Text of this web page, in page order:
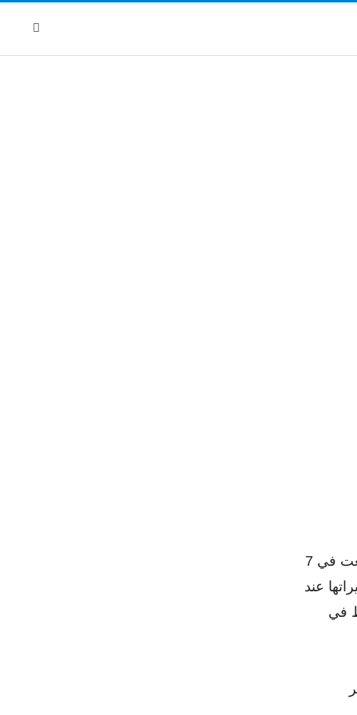
الحرب الفلسطينية الإسرائيلية 2023 أو حرب حماس وإسرائيل التي اندلعت في 7
عند
في